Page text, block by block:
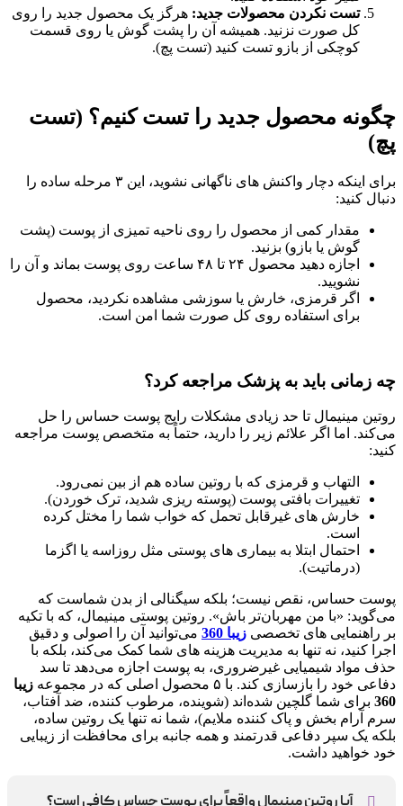
تست نکردن محصولات جدید: هرگز یک محصول جدید را روی
کل صورت نزنید. همیشه آن را پشت گوش یا روی قسمت
کوچکی از بازو تست کنید (تست پچ).
چگونه محصول جدید را تست کنیم؟ (تست
پچ)
برای اینکه دچار واکنش‌ های ناگهانی نشوید، این ۳ مرحله ساده را
دنبال کنید:
مقدار کمی از محصول را روی ناحیه تمیزی از پوست (پشت
گوش یا بازو) بزنید.
اجازه دهید محصول ۲۴ تا ۴۸ ساعت روی پوست بماند و آن را
نشویید.
اگر قرمزی، خارش یا سوزشی مشاهده نکردید، محصول
برای استفاده روی کل صورت شما امن است.
چه زمانی باید به پزشک مراجعه کرد؟
روتین مینیمال تا حد زیادی مشکلات رایج پوست حساس را حل
می‌کند. اما اگر علائم زیر را دارید، حتماً به متخصص پوست مراجعه
کنید:
التهاب و قرمزی که با روتین ساده هم از بین نمی‌رود.
تغییرات بافتی پوست (پوسته ریزی شدید، ترک خوردن).
خارش‌ های غیرقابل تحمل که خواب شما را مختل کرده
است.
احتمال ابتلا به بیماری‌ های پوستی مثل روزاسه یا اگزما
(درماتیت).
پوست حساس، نقص نیست؛ بلکه سیگنالی از بدن شماست که
می‌گوید: «با من مهربان‌تر باش». روتین پوستی مینیمال، که با تکیه
بر راهنمایی‌ های تخصصی زیبا 360
می‌توانید آن را اصولی و دقیق
اجرا کنید، نه تنها به مدیریت هزینه‌ های شما کمک می‌کند، بلکه با
حذف مواد شیمیایی غیرضروری، به پوست اجازه می‌دهد تا سد
دفاعی خود را بازسازی کند. با ۵ محصول اصلی که در مجموعه
زیبا
360 برای شما گلچین شده‌اند (شوینده، مرطوب‌ کننده، ضد آفتاب،
سرم آرام‌ بخش و پاک‌ کننده ملایم)، شما نه تنها یک روتین ساده،
بلکه یک سپر دفاعی قدرتمند و همه‌ جانبه برای محافظت از زیبایی
خود خواهید داشت.